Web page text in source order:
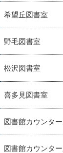
希望丘図書室
野毛図書室
松沢図書室
喜多見図書室
図書館カウンター
図書館カウンタ